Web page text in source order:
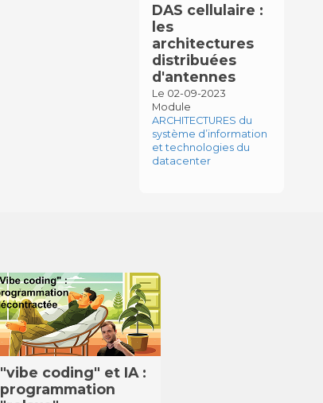
DAS cellulaire :
les
architectures
distribuées
d'antennes
Le 02-09-2023
Module
ARCHITECTURES du
système d’information
et technologies du
datacenter
"vibe coding" et IA :
programmation